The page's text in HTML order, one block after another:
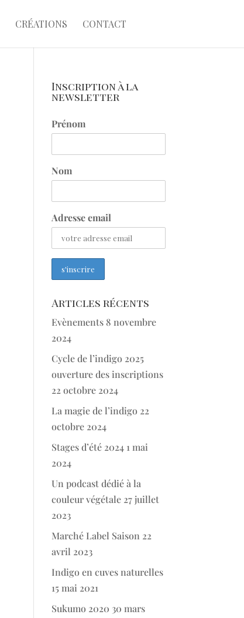
CRÉATIONS CONTACT
Inscription à la
newsletter
Prénom
Nom
Adresse email
Articles récents
Evènements8 novembre
2024
Cycle de l’indigo 2025
ouverture des inscriptions
22 octobre 2024
La magie de l’indigo 22
octobre 2024
Stages d’été 2024 1 mai
2024
Un podcast dédié à la
couleur végétale 27 juillet
2023
Marché Label Saison 22
avril 2023
Indigo en cuves naturelles
15 mai 2021
Sukumo 2020 30 mars